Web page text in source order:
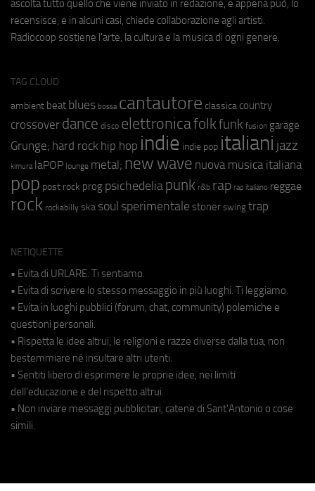
ascolta tutto quello che viene inviato in redazione, e appena può, lo
recensisce, e in alcuni casi, chiede collaborazione agli artisti.
Radiocoop sostiene l'arte, la cultura e la musica di ogni genere.
TAG CLOUD
ambient beat blues bossa cantautore classica country
crossover dance disco elettronicafolkfunk fusion garage
Grunge; hard rock hip hop indie indie pop italiani jazz
kimura laPOP lounge metal; new wave nuova musica italiana
pop post rock prog psichedeliapunk r&b rap rap italiano reggae
rock rockabilly ska soul sperimentale stoner swing trap
NETIQUETTE
• Evita di URLARE. Ti sentiamo.
• Evita di scrivere lo stesso messaggio in più luoghi. Ti leggiamo.
• Evita in luoghi pubblici (forum, chat, community) polemiche e
questioni personali.
• Rispetta le idee altrui, le religioni e razze diverse dalla tua, non
bestemmiare né insultare altri utenti.
• Sentiti libero di esprimere le proprie idee, nei limiti
dell'educazione e del rispetto altrui.
• Non inviare messaggi pubblicitari, catene di Sant'Antonio o cose
simili.